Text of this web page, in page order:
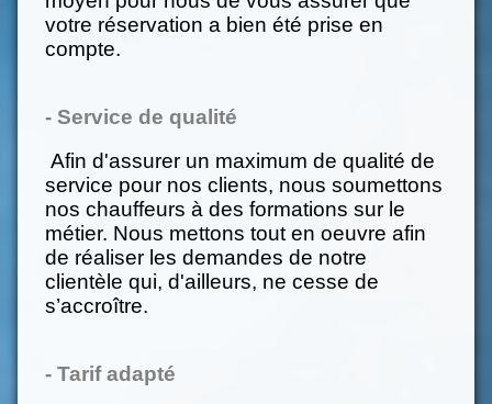
votre réservation a bien été prise en
compte.
-Service de qualité
Afin d'assurer un maximum de qualité de
service pour nos clients, nous soumettons
nos chauffeurs à des formations sur le
métier. Nous mettons tout en oeuvre afin
de réaliser les demandes de notre
clientèle qui, d'ailleurs, ne cesse de
s’accroître.
-Tarif adapté